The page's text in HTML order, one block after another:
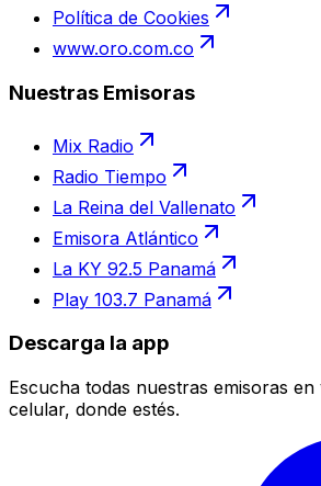
Política de Cookies
www.oro.com.co
Nuestras Emisoras
Mix Radio
Radio Tiempo
La Reina del Vallenato
Emisora Atlántico
La KY 92.5 Panamá
Play 103.7 Panamá
Descarga la app
Escucha todas nuestras emisoras en
celular, donde estés.